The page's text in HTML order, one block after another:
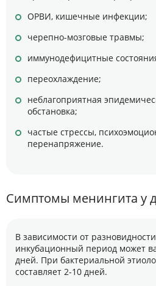
ОРВИ, кишечные инфекции;
черепно-мозговые травмы;
иммунодефицитные
переохлаждение;
неблагоприятная
обстановка;
частые стрессы,
перенапряжение.
Симптомы менингита у
В зависимости от
инкубационный период может
дней. При бактериальной
составляет 2-10 дней.